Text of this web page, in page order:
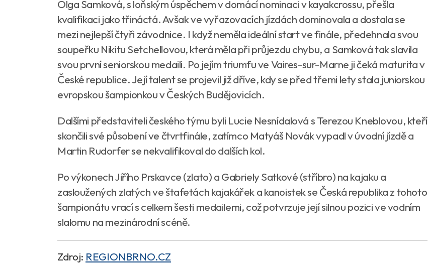
Olga Samková, s loňským úspěchem v domácí nominaci v kayakcrossu, přešla
kvalifikaci jako třináctá. Avšak ve vyřazovacích jízdách dominovala a dostala se
mezi nejlepší čtyři závodnice. I když neměla ideální start ve finále, předehnala svou
soupeřku Nikitu Setchellovou, která měla při průjezdu chybu, a Samková tak slavila
svou první seniorskou medaili. Po jejím triumfu ve Vaires-sur-Marne ji čeká maturita v
České republice. Její talent se projevil již dříve, kdy se před třemi lety stala juniorskou
evropskou šampionkou v Českých Budějovicích.
Dalšími představiteli českého týmu byli Lucie Nesnídalová s Terezou Kneblovou, kteří
skončili své působení ve čtvrtfinále, zatímco Matyáš Novák vypadl v úvodní jízdě a
Martin Rudorfer se nekvalifikoval do dalších kol.
Po výkonech Jiřího Prskavce (zlato) a Gabriely Satkové (stříbro) na kajaku a
zasloužených zlatých ve štafetách kajakářek a kanoistek se Česká republika z tohoto
šampionátu vrací s celkem šesti medailemi, což potvrzuje její silnou pozici ve vodním
slalomu na mezinárodní scéně.
Zdroj: REGIONBRNO.CZ